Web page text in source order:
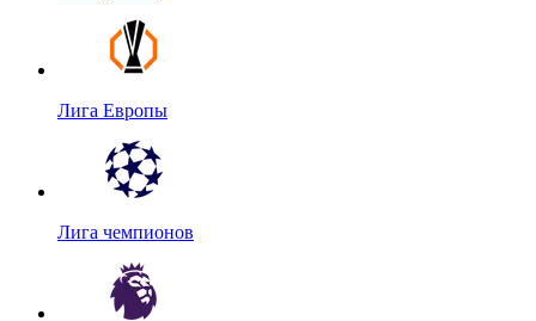
Лига Европы
Лига чемпионов